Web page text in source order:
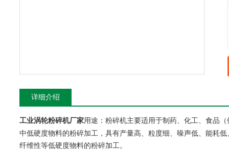
详细介绍
工业涡轮粉碎机厂家用途：粉碎机主要适用于制药、化工、食品
中低硬度物料的粉碎加工，具有产量高、粒度细、噪声低、能耗
纤维性等低硬度物料的粉碎加工。